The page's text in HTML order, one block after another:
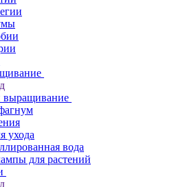
выращивание
ухода
вода
для растений